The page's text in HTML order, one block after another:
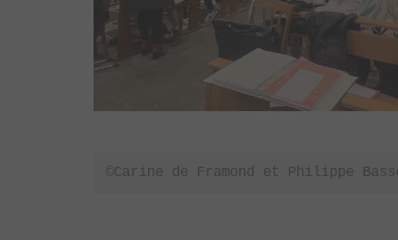
©Carine de Framond et Philippe